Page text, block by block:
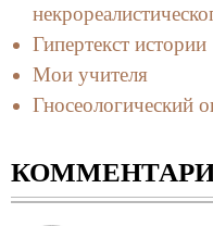
Гипертекст истории
Мои учителя
Гносеологический